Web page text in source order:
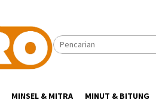
MINSEL & MITRA MINUT & BITUNG